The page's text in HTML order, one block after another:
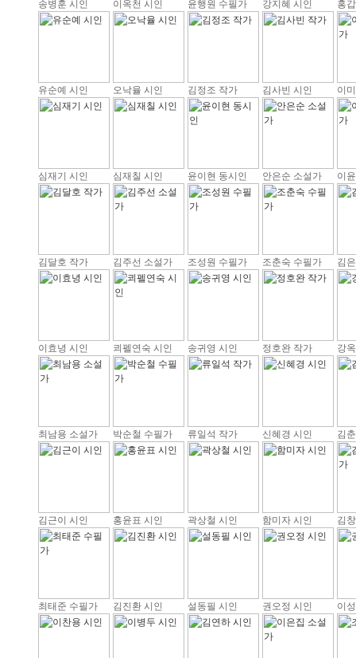
송병훈 시인 이옥천 시인 윤행원 수필가 강지혜 시인 홍
유순예 시인 오낙율 시인 김정조 작가 김사빈 시인 이
심재기 시인 심재칠 시인 윤이현 동시인 안은순 소설가 이
김달호 작가 김주선 소설가 조성원 수필가 조춘숙 수필가 김
이효녕 시인 쾨펠연숙 시인 송귀영 시인 정호완 작가 강
최남용 소설가 박순철 수필가 류일석 작가 신혜경 시인 김
김근이 시인 홍윤표 시인 곽상철 시인 함미자 시인 김
최태준 수필가 김진환 시인 설동필 시인 권오정 시인 이